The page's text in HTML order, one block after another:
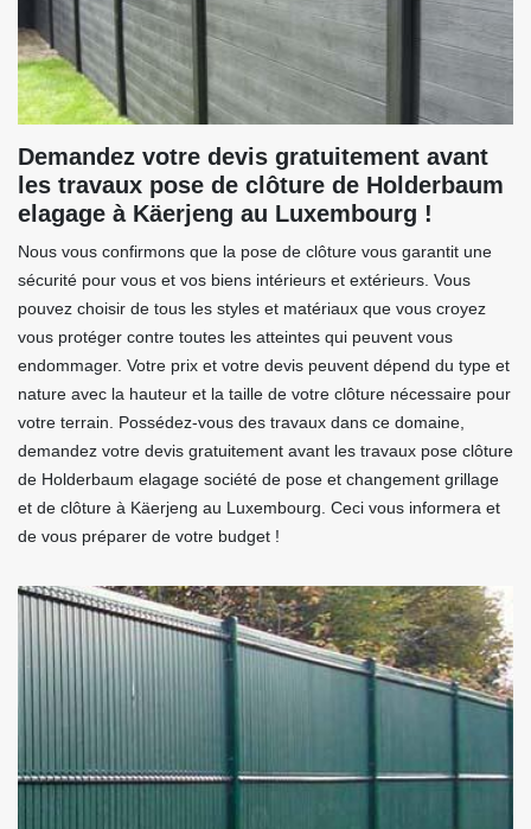
Demandez votre devis gratuitement avant
les travaux pose de clôture de Holderbaum
elagage à Käerjeng au Luxembourg !
Nous vous confirmons que la pose de clôture vous garantit une
sécurité pour vous et vos biens intérieurs et extérieurs. Vous
pouvez choisir de tous les styles et matériaux que vous croyez
vous protéger contre toutes les atteintes qui peuvent vous
endommager. Votre prix et votre devis peuvent dépend du type et
nature avec la hauteur et la taille de votre clôture nécessaire pour
votre terrain. Possédez-vous des travaux dans ce domaine,
demandez votre devis gratuitement avant les travaux pose clôture
de Holderbaum elagage société de pose et changement grillage
et de clôture à Käerjeng au Luxembourg. Ceci vous informera et
de vous préparer de votre budget !